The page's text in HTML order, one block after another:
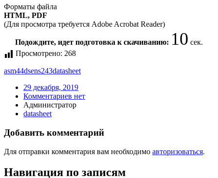
Форматы файла
HTML, PDF
(Для просмотра требуется Adobe Acrobat Reader)
Подождите, идет подготовка к скачиванию: 10 сек.
Просмотрено: 268
asm44dsens243datasheet
29 декабря, 2019
Комментариев нет
Администратор
datasheet
Добавить комментарий
Для отправки комментария вам необходимо авторизоваться.
Навигация по записям